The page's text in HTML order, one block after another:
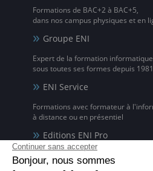
Formations de BAC+2 à BAC+5,
dans nos campus physiques et en
Groupe ENI
Expert de la formation informatique
sous toutes ses formes depuis 1981
ENI Service
Formations avec formateur à
à distance ou en présentiel
Editions ENI Pro
pour les organismes de formation